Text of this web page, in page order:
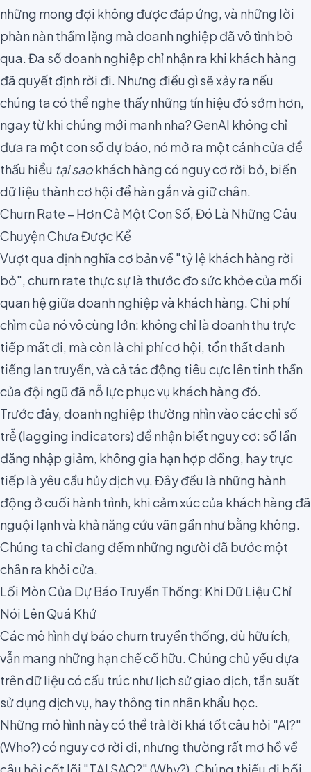
những mong đợi không được đáp ứng, và những lời
phàn nàn thầm lặng mà doanh nghiệp đã vô tình bỏ
qua. Đa số doanh nghiệp chỉ nhận ra khi khách hàng
đã quyết định rời đi. Nhưng điều gì sẽ xảy ra nếu
chúng ta có thể nghe thấy những tín hiệu đó sớm hơn,
ngay từ khi chúng mới manh nha? GenAI không chỉ
đưa ra một con số dự báo, nó mở ra một cánh cửa để
thấu hiểu tại saokhách hàng có nguy cơ rời bỏ, biến
dữ liệu thành cơ hội để hàn gắn và giữ chân.
Churn Rate – Hơn Cả Một Con Số, Đó Là Những Câu
Chuyện Chưa Được Kể
Vượt qua định nghĩa cơ bản về "tỷ lệ khách hàng rời
bỏ", churn rate thực sự là thước đo sức khỏe của mối
quan hệ giữa doanh nghiệp và khách hàng. Chi phí
chìm của nó vô cùng lớn: không chỉ là doanh thu trực
tiếp mất đi, mà còn là chi phí cơ hội, tổn thất danh
tiếng lan truyền, và cả tác động tiêu cực lên tinh thần
của đội ngũ đã nỗ lực phục vụ khách hàng đó.
Trước đây, doanh nghiệp thường nhìn vào các chỉ số
trễ (lagging indicators) để nhận biết nguy cơ: số lần
đăng nhập giảm, không gia hạn hợp đồng, hay trực
tiếp là yêu cầu hủy dịch vụ. Đây đều là những hành
động ở cuối hành trình, khi cảm xúc của khách hàng đã
nguội lạnh và khả năng cứu vãn gần như bằng không.
Chúng ta chỉ đang đếm những người đã bước một
chân ra khỏi cửa.
Lối Mòn Của Dự Báo Truyền Thống: Khi Dữ Liệu Chỉ
Nói Lên Quá Khứ
Các mô hình dự báo churn truyền thống, dù hữu ích,
vẫn mang những hạn chế cố hữu. Chúng chủ yếu dựa
trên dữ liệu có cấu trúc như lịch sử giao dịch, tần suất
sử dụng dịch vụ, hay thông tin nhân khẩu học.
Những mô hình này có thể trả lời khá tốt câu hỏi "AI?"
(Who?) có nguy cơ rời đi, nhưng thường rất mơ hồ về